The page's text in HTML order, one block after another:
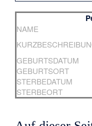
NAME
GEBURTSDATUM
GEBURTSORT
STERBEDATUM
STERBEORT